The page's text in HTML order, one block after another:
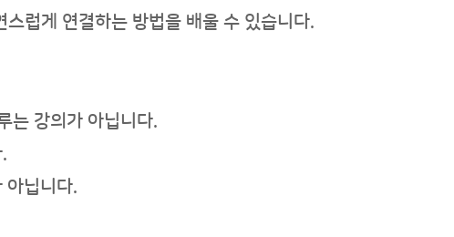
럽게 연결하는 방법을 배울 수 있습니다.
는 강의가 아닙니다.
아닙니다.